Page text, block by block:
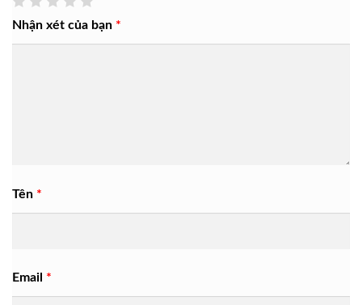
Nhận xét của bạn *
Tên *
Email *